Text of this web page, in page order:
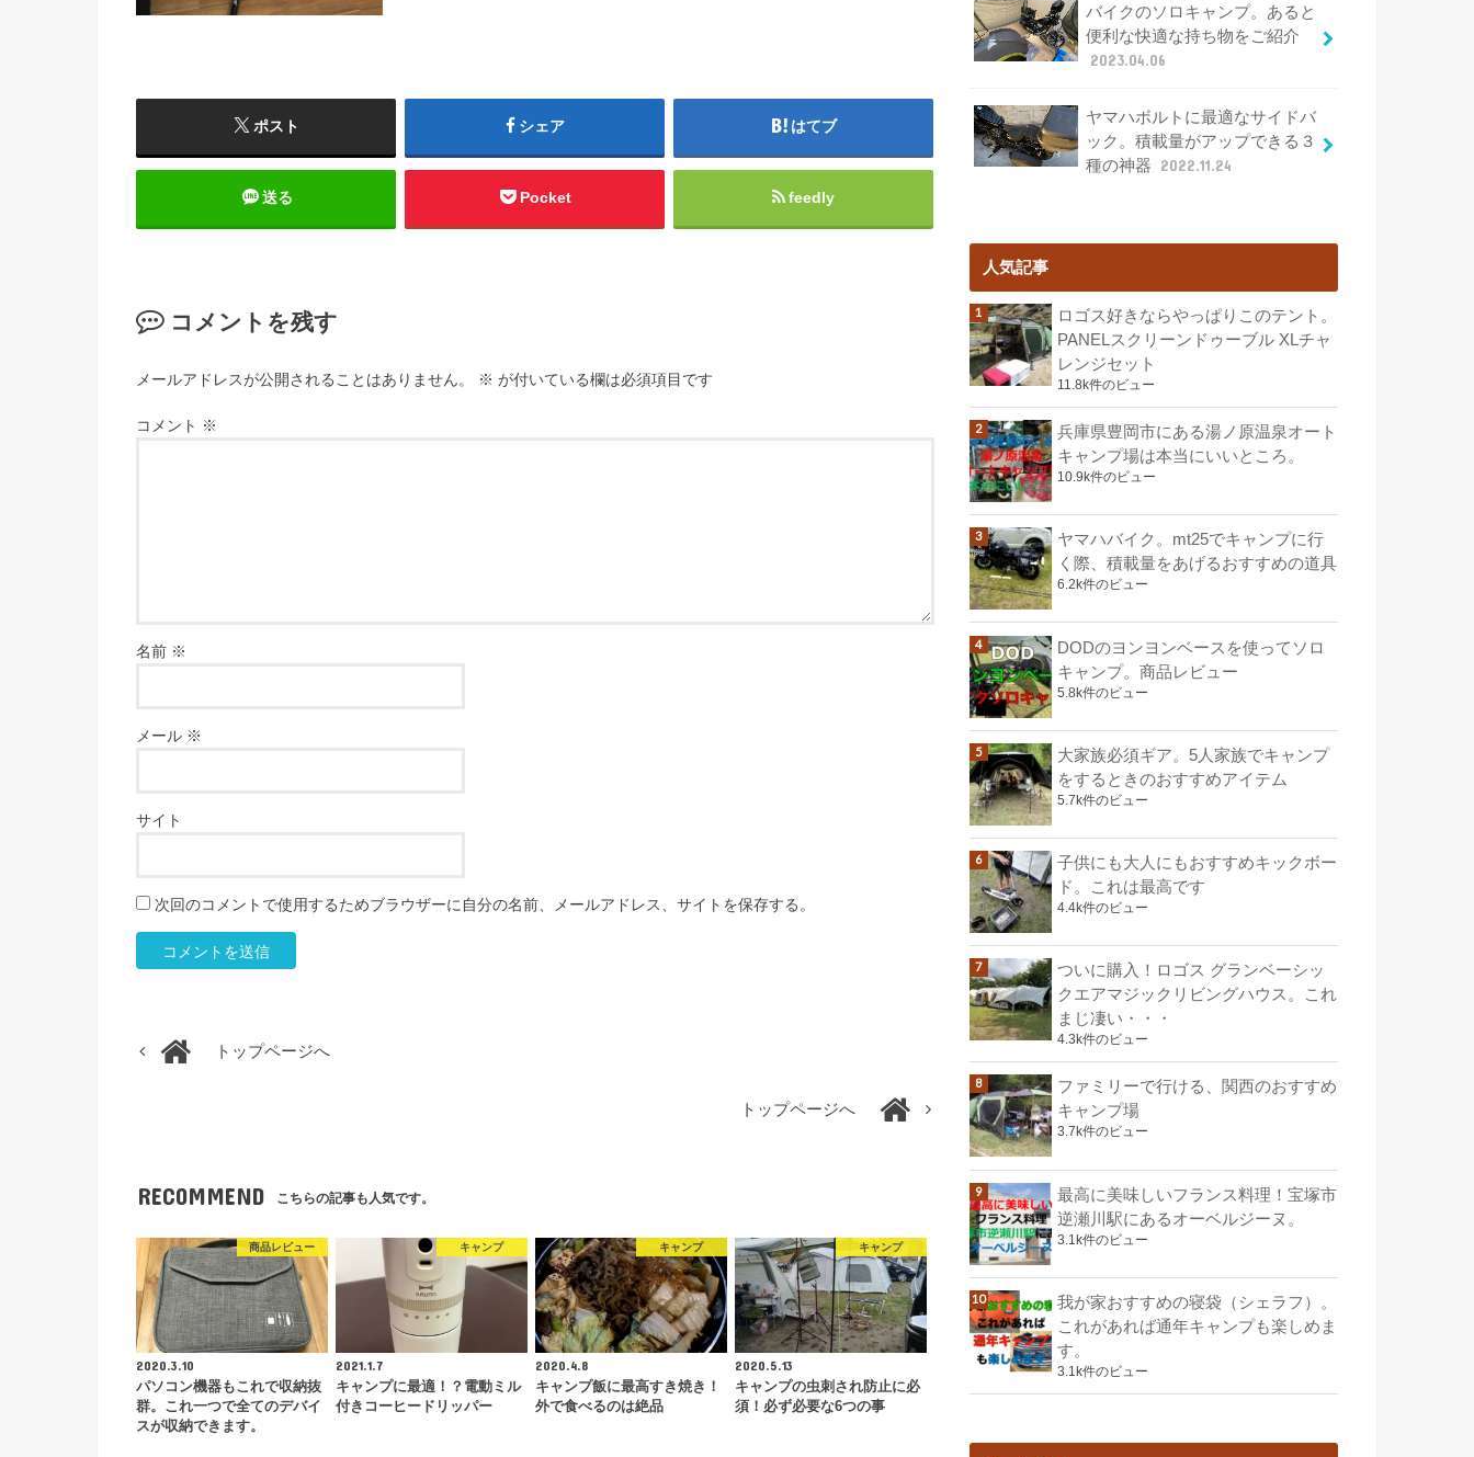
ポスト シェア はてブ
送る Pocket feedly
コメントを残す
メールアドレスが公開されることはありません。 ※ が付いている欄は必須項目です
コメント ※
名前 ※
メール ※
サイト
次回のコメントで使用するためブラウザーに自分の名前、メールアドレス、サイトを保存する。
トップページへ
トップページへ
RECOMMEND こちらの記事も人気です。
商品レビュー
2020.3.10
パソコン機器もこれで収納抜
群。これ一つで全てのデバイ
スが収納できます。
キャンプ
2021.1.7
キャンプに最適！？電動ミル
付きコーヒードリッパー
キャンプ
2020.4.8
キャンプ飯に最高すき焼き！
外で食べるのは絶品
キャンプ
2020.5.13
キャンプの虫刺され防止に必
須！必ず必要な6つの事
バイクのソロキャンプ。あると
便利な快適な持ち物をご紹介
2023.04.06
ヤマハボルトに最適なサイドバ
ック。積載量がアップできる３
種の神器
2022.11.24
人気記事
ロゴス好きならやっぱりこのテント。
PANELスクリーンドゥーブル XLチャ
レンジセット
11.8k件のビュー
兵庫県豊岡市にある湯ノ原温泉オート
キャンプ場は本当にいいところ。
10.9k件のビュー
ヤマハバイク。mt25でキャンプに行
く際、積載量をあげるおすすめの道具
6.2k件のビュー
DODのヨンヨンベースを使ってソロ
キャンプ。商品レビュー
5.8k件のビュー
大家族必須ギア。5人家族でキャンプ
をするときのおすすめアイテム
5.7k件のビュー
子供にも大人にもおすすめキックボー
ド。これは最高です
4.4k件のビュー
ついに購入！ロゴス グランベーシッ
クエアマジックリビングハウス。これ
まじ凄い・・・
4.3k件のビュー
ファミリーで行ける、関西のおすすめ
キャンプ場
3.7k件のビュー
最高に美味しいフランス料理！宝塚市
逆瀬川駅にあるオーベルジーヌ。
3.1k件のビュー
我が家おすすめの寝袋（シェラフ）。
これがあれば通年キャンプも楽しめま
す。
3.1k件のビュー